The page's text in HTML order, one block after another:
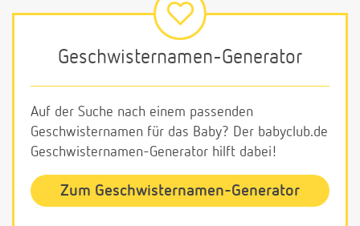
Geschwisternamen-Generator
Auf der Suche nach einem passenden
Geschwisternamen für das Baby? Der babyclub.de
Geschwisternamen-Generator hilft dabei!
Zum Geschwisternamen-Generator